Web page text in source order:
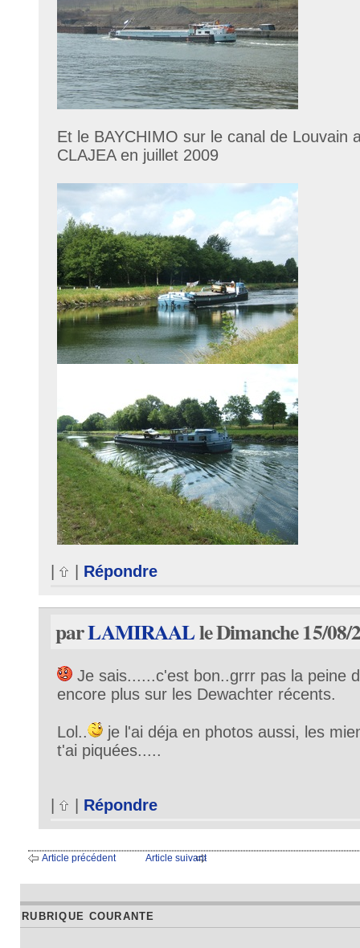
Et le BAYCHIMO sur le canal de Louvain
CLAJEA en juillet 2009
Répondre
parLAMIRAALle Dimanche 15/08/
Je sais......c'est bon..grrr pas la peine
encore plus sur les Dewachter récents.
Lol..
je l'ai déja en photos aussi, les
t'ai piquées.....
| | Répondre
Article précédent Article suivant
RUBRIQUE COURANTE